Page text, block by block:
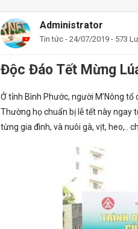
Administrator
Tin tức - 24/07/2019 - 573
Độc Đáo Tết Mừng
Ở tỉnh Bình Phước, người M’Nông
Thường họ chuẩn bị lễ tết này ngay
từng gia đình, và nuôi gà, vịt, heo,..